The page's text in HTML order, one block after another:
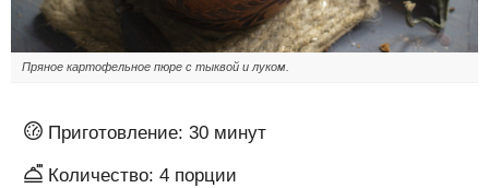
Пряное картофельное пюре с тыквой и луком.
Приготовление: 30 минут
Количество: 4 порции